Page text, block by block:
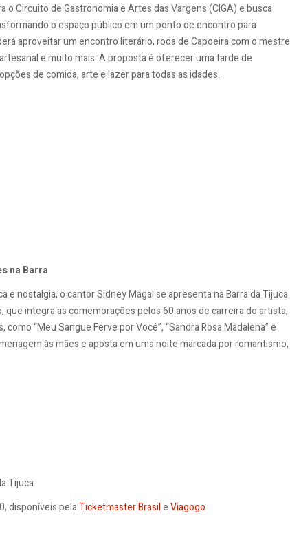
Circuito de Gastronomia e Artes das Vargens (CIGA) e busca
o espaço público em um ponto de encontro para
aproveitar um encontro literário, roda de Capoeira com o mestre
e muito mais. A proposta é oferecer uma tarde de
de comida, arte e lazer para todas as idades.
na Barra
e nostalgia, o cantor Sidney Magal se apresenta na Barra da Tijuca
que integra as comemorações pelos 60 anos de carreira do artista,
“Meu Sangue Ferve por Você”, “Sandra Rosa Madalena” e
às mães e aposta em uma noite marcada por romantismo,
Tijuca
disponíveis pelaTicketmaster BrasileViagogo